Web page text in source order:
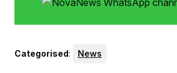
Categorised: News